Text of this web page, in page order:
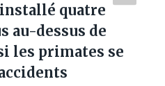
quatre
au-dessus de
les primates se